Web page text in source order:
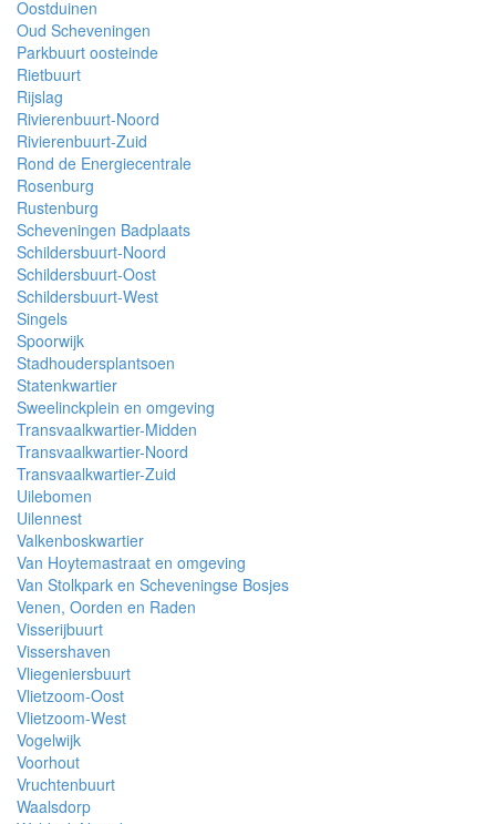
Oostduinen
Oud Scheveningen
Parkbuurt oosteinde
Rietbuurt
Rijslag
Rivierenbuurt-Noord
Rivierenbuurt-Zuid
Rond de Energiecentrale
Rosenburg
Rustenburg
Scheveningen Badplaats
Schildersbuurt-Noord
Schildersbuurt-Oost
Schildersbuurt-West
Singels
Spoorwijk
Stadhoudersplantsoen
Statenkwartier
Sweelinckplein en omgeving
Transvaalkwartier-Midden
Transvaalkwartier-Noord
Transvaalkwartier-Zuid
Uilebomen
Uilennest
Valkenboskwartier
Van Hoytemastraat en omgeving
Van Stolkpark en Scheveningse Bosjes
Venen, Oorden en Raden
Visserijbuurt
Vissershaven
Vliegeniersbuurt
Vlietzoom-Oost
Vlietzoom-West
Vogelwijk
Voorhout
Vruchtenbuurt
Waalsdorp